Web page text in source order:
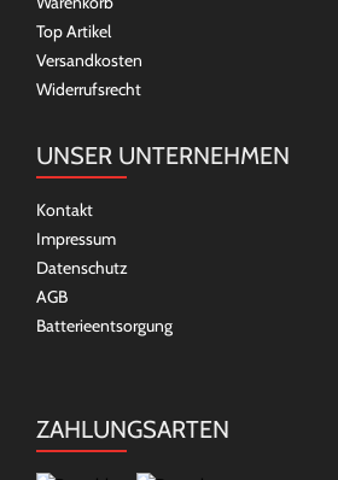
Top Artikel
Versandkosten
Widerrufsrecht
UNSER UNTERNEHMEN
Kontakt
Impressum
Datenschutz
AGB
Batterieentsorgung
ZAHLUNGSARTEN